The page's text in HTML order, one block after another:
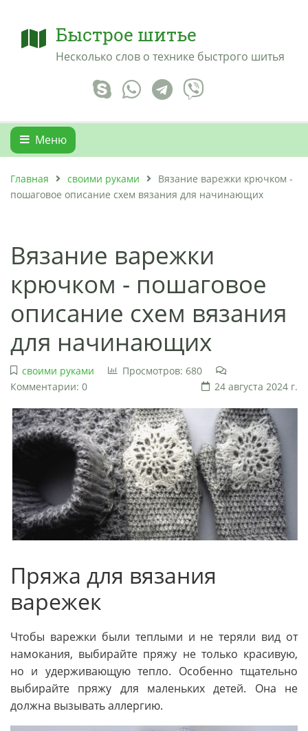
Быстрое шитье
Несколько слов о технике быстрого шитья
Меню
Главная своими руками
Вязание варежки крючком -
пошаговое описание схем вязания для начинающих
Вязание варежки
крючком - пошаговое
описание схем вязания
для начинающих
своими руками
Просмотров: 680
Комментарии: 0
24 августа 2024 г.
Пряжа для вязания
варежек
Чтобы варежки были теплыми и не теряли вид от
намокания, выбирайте пряжу не только красивую,
но и удерживающую тепло. Особенно тщательно
выбирайте пряжу для маленьких детей. Она не
должна вызывать аллергию.